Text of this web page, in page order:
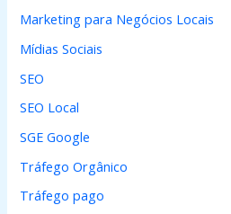
Marketing para Negócios Locais
Mídias Sociais
SEO
SEO Local
SGE Google
Tráfego Orgânico
Tráfego pago